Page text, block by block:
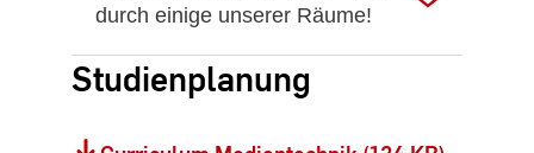
durch einige unserer Räume!
Studienplanung